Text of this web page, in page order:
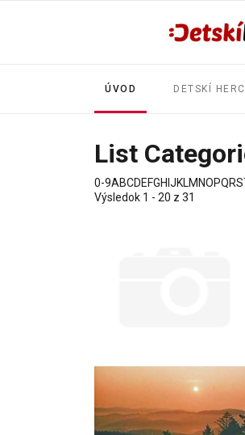
ÚVOD DETSKÍ HERCI
List
0-9ABCDEFGH JKLM NOPQRS
Výsledok 1 - 20 z 31